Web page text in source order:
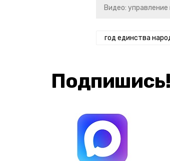
Видео:
год единства
Подпишись!